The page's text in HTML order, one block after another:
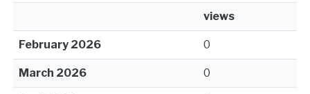
views
February 2026 0
March 2026 0